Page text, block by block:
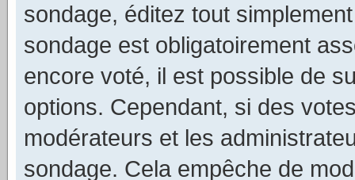
sondage, éditez tout
sondage est obligatoirement
encore voté, il est possible de
options. Cependant, si des
modérateurs et les
sondage. Cela empêche de